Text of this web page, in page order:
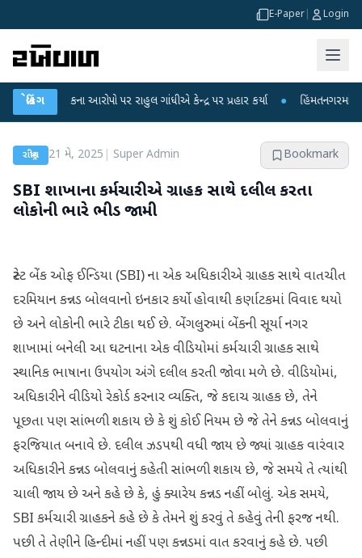
E-Paper Login
બ્રેકિંગ
લીકના આરોપો પર રાહુલ ગાંધીએ કેન્દ્ર પર પ્રહાર કર્યા ● હિંમતનગરમાં રહસ્યમય
રાષ્ટ્રીય 21 મે, 2025 Super Admin Bookmark
SBI શાખાના કર્મચારીએ ગ્રાહક સાથે દલીલ કરતા
લોકોની ભારે ભીડ જામી
સ્ટેટ બેંક ઓફ ઈન્ડિયા (SBI) ના એક અધિકારીએ ગ્રાહક સાથે વાતચીત
દરમિયાન કન્નડ બોલવાનો ઇનકાર કર્યો હોવાથી કર્ણાટકમાં વિવાદ થયો
છે અને લોકોની ભારે ટીકા થઈ છે. બેંગલુરુમાં બેંકની સૂર્યા નગર
શાખામાં બનેલી આ ઘટનાના એક વીડિયોમાં કર્મચારી ગ્રાહક સાથે
સ્થાનિક ભાષાના ઉપયોગ અંગે દલીલ કરતી જોવા મળે છે. વીડિયોમાં,
અધિકારીને વીડિયો રેકોર્ડ કરનાર વ્યક્તિ, જે કદાચ ગ્રાહક છે, તેને
પૂછતા પણ સાંભળી શકાય છે કે શું કોઈ નિયમ છે જે તેને કન્નડ બોલવાનું
ફરજિયાત બનાવે છે. દલીલ ઝડપથી વધી જાય છે જ્યાં ગ્રાહક વારંવાર
અધિકારીને કન્નડ બોલવાનું કહેતી સાંભળી શકાય છે, જે સમયે તે ત્યાંથી
ચાલી જાય છે અને કહે છે કે, હું ક્યારેય કન્નડ નહીં બોલું. એક સમયે,
SBI કર્મચારી ગ્રાહકને કહે છે કે તેમને શું કરવું તે કહેવું તેની ફરજ નથી.
પછી તે તેણીને હિન્દીમાં નહીં પણ કન્નડમાં વાત કરવાનું કહે છે. પછી